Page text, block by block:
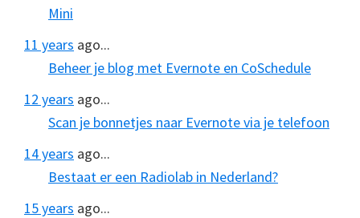
Mini
11 years ago...
Beheer je blog met Evernote en CoSchedule
12 years ago...
Scan je bonnetjes naar Evernote via je telefoon
14 years ago...
Bestaat er een Radiolab in Nederland?
15 years ago...